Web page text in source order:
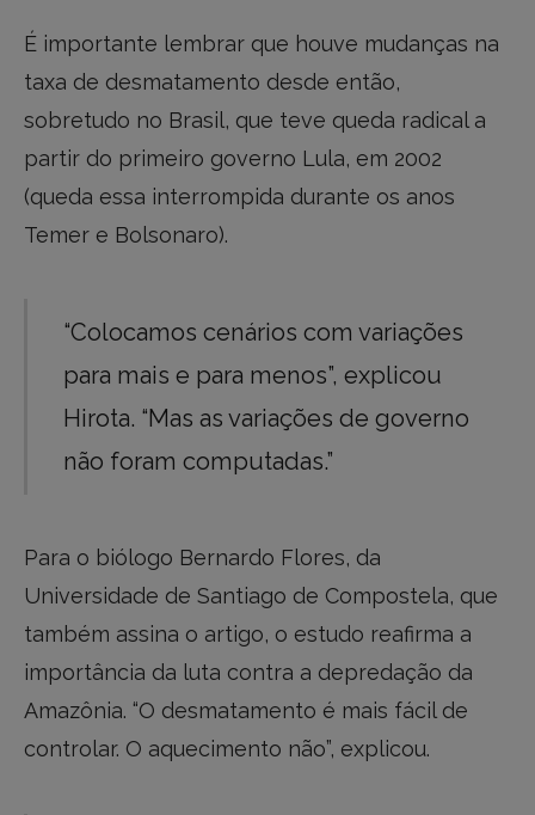
É importante lembrar que houve mudanças na
taxa de desmatamento desde então,
sobretudo no Brasil, que teve queda radical a
partir do primeiro governo Lula, em 2002
(queda essa interrompida durante os anos
Temer e Bolsonaro).
“Colocamos cenários com variações
para mais e para menos”, explicou
Hirota. “Mas as variações de governo
não foram computadas.”
Para o biólogo Bernardo Flores, da
Universidade de Santiago de Compostela, que
também assina o artigo, o estudo reafirma a
importância da luta contra a depredação da
Amazônia. “O desmatamento é mais fácil de
controlar. O aquecimento não”, explicou.